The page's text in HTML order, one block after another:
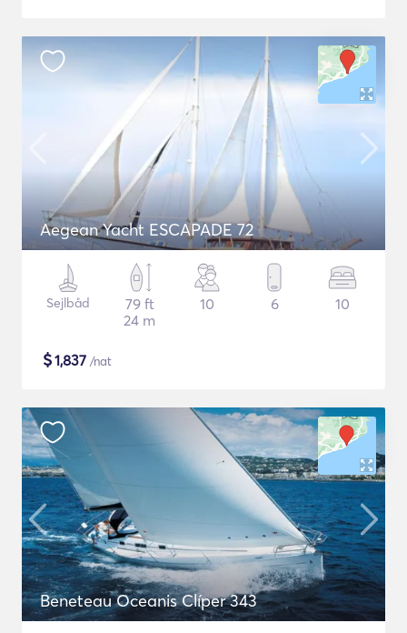
Aegean Yacht ESCAPADE 72
Sejlbåd
79 ft
24 m
10 6 10
$1,837 /nat
Beneteau Oceanis Clíper 343